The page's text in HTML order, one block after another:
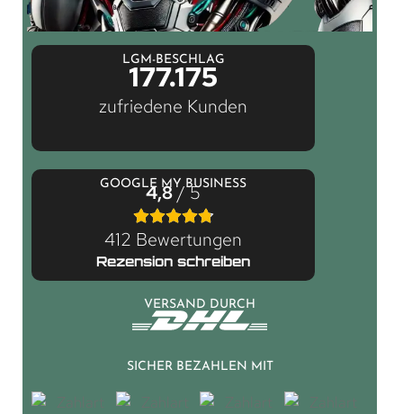
LGM-BESCHLAG
177.175
zufriedene Kunden
GOOGLE MY BUSINESS
4,8/ 5
412 Bewertungen
Rezension schreiben
VERSAND DURCH
SICHER BEZAHLEN MIT